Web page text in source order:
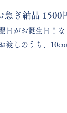
急ぎ納品 1500
日がお誕生日！
お渡しのうち、